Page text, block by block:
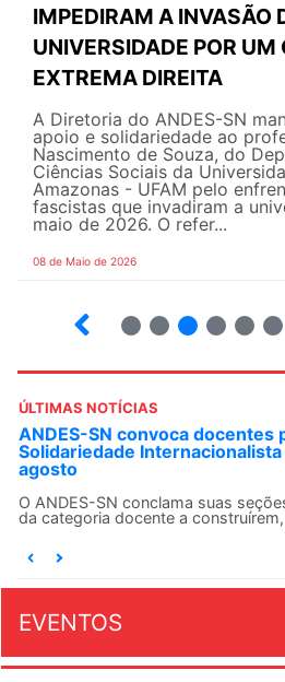
IMPEDIRAM A INVASÃO
UNIVERSIDADE POR UM
EXTREMA DIREITA
A Diretoria do ANDES-SN
apoio e solidariedade ao
Nascimento de Souza, do
Ciências Sociais da
Amazonas - UFAM pelo
fascistas que invadiram a
maio de 2026. O refer...
08 de Maio de 2026
ÚLTIMAS NOTÍCIAS
ANDES-SN convoca docentes
Solidariedade
agosto
O ANDES-SN conclama suas
da categoria docente a
EVENTOS